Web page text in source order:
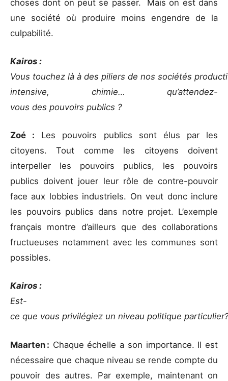
choses dont on peut se passer. Mais on est dans
une société où produire moins engendre de la
culpabilité.
Kairos :
Vous touchez là à des piliers de nos sociétés
intensive, chimie… qu’attendez-
vous des pouvoirs publics ?
Zoé : Les pouvoirs publics sont élus par les
citoyens. Tout comme les citoyens doivent
interpeller les pouvoirs publics, les pouvoirs
publics doivent jouer leur rôle de contre-pouvoir
face aux lobbies industriels. On veut donc inclure
les pouvoirs publics dans notre projet. L’exemple
français montre d’ailleurs que des collaborations
fructueuses notamment avec les communes sont
possibles.
Kairos :
Est-
ce que vous privilégiez un niveau politique
Maarten : Chaque échelle a son importance. Il est
nécessaire que chaque niveau se rende compte du
pouvoir des autres. Par exemple, maintenant on